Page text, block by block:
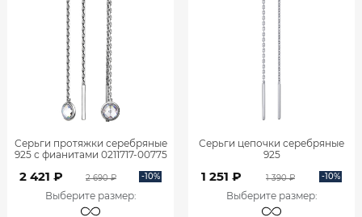
Серьги протяжки серебряные
925 с фианитами 0211717-00775
2 421 ₽ 2 690 ₽ -10%
Выберите размер:
Серьги цепочки серебряные
925
1 251 ₽ 1 390 ₽ -10%
Выберите размер: